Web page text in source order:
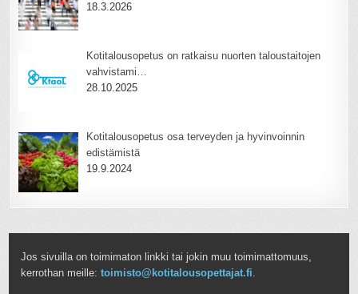
18.3.2026
Kotitalousopetus on ratkaisu nuorten taloustaitojen
vahvistami…
28.10.2025
Kotitalousopetus osa terveyden ja hyvinvoinnin
edistämistä
19.9.2024
Jos sivuilla on toimimaton linkki tai jokin muu toimimattomuus,
kerrothan meille:toimisto@kotitalousopettajat.fi.